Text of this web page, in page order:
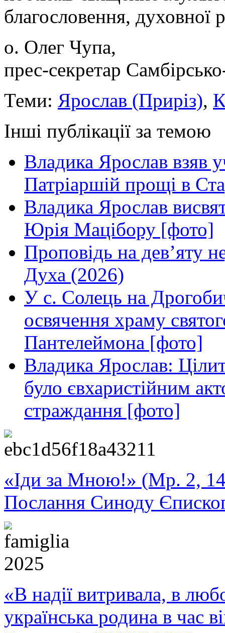
благословення, духовної
о. Олег Чупа,
прес-секретар
Теми: Ярослав (Приріз),
Інші публікації за темою
Владика Ярослав взяв
Патріаршій прощі в
Владика Ярослав
Юрія Мацібору [фото]
Проповідь на дев’яту
Духа (2026)
У с. Солець на
освячення храму
Пантелеймона [фото]
Владика Ярослав:
було євхаристійним
страждання [фото]
«Іди за Мною!» (Мр. 2,
Послання Синоду
«В надії витривала, в
українська родина в час